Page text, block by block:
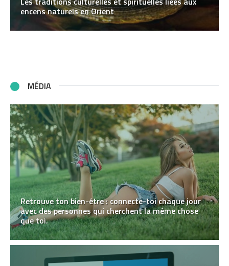
encens naturels en Orient
MÉDIA
Retrouve ton bien-être : connecte-toi chaque jour
avec des personnes qui cherchent la même chose
que toi.